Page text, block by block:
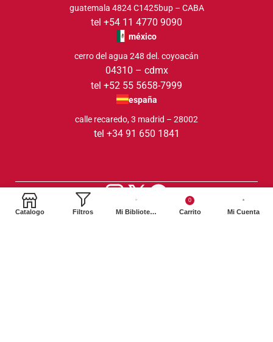
guatemala 4824 C1425bup – CABA
tel +54 11 4770 9090
méxico
cerro del agua 248 del. coyoacán
04310 – cdmx
tel +52 55 5658-7999
españa
calle recaredo, 3 madrid – 28002
tel +34 91 650 1841
2024. Siglo XXI Editores Argentina ©️. Todos los derechos
Catalogo Filtros Mi Biblioteca
0
Carrito Mi Cuenta